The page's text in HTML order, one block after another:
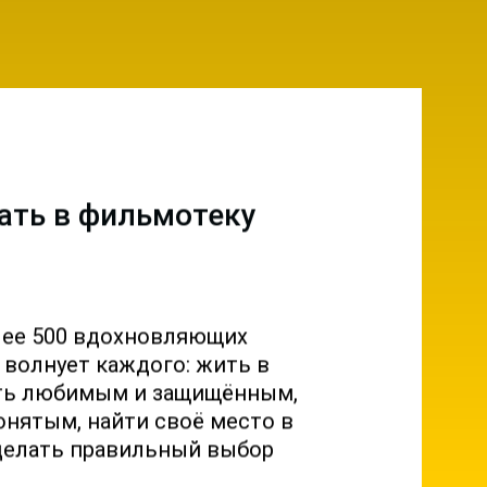
в фильмотеку
500 вдохновляющих
каждого: жить в
любимым и защищённым,
найти своё место в
правильный выбор